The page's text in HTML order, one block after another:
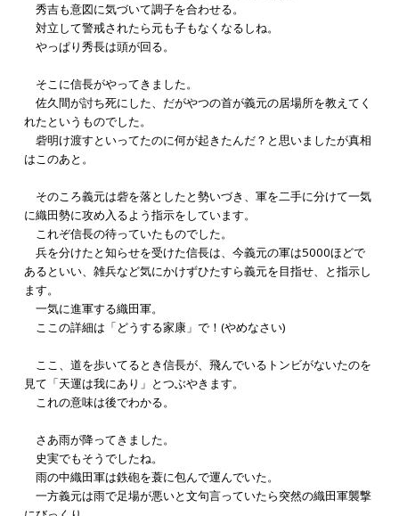
秀吉も意図に気づいて調子を合わせる。
対立して警戒されたら元も子もなくなるしね。
やっぱり秀長は頭が回る。
そこに信長がやってきました。
佐久間が討ち死にした、だがやつの首が義元の居場所を教えてく
れたというものでした。
砦明け渡すといってたのに何が起きたんだ？と思いましたが真相
はこのあと。
そのころ義元は砦を落としたと勢いづき、軍を二手に分けて一気
に織田勢に攻め入るよう指示をしています。
これぞ信長の待っていたものでした。
兵を分けたと知らせを受けた信長は、今義元の軍は5000ほどで
あるといい、雑兵など気にかけずひたすら義元を目指せ、と指示し
ます。
一気に進軍する織田軍。
ここの詳細は「どうする家康」で！(やめなさい)
ここ、道を歩いてるとき信長が、飛んでいるトンビがないたのを
見て「天運は我にあり」とつぶやきます。
これの意味は後でわかる。
さあ雨が降ってきました。
史実でもそうでしたね。
雨の中織田軍は鉄砲を蓑に包んで運んでいた。
一方義元は雨で足場が悪いと文句言っていたら突然の織田軍襲撃